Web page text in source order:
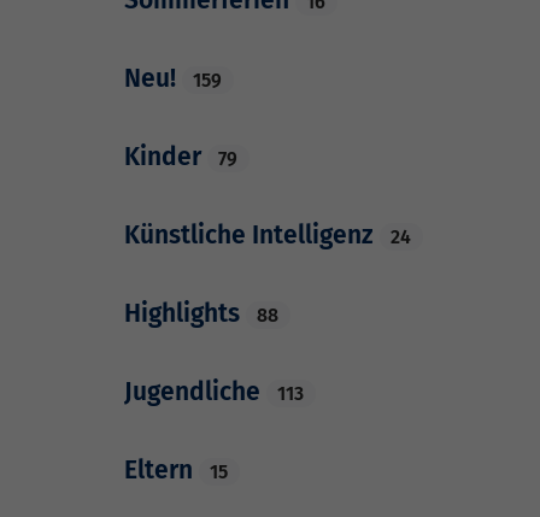
Neu! 159
Kinder 79
Künstliche Intelligenz 24
Highlights 88
Jugendliche 113
Eltern 15